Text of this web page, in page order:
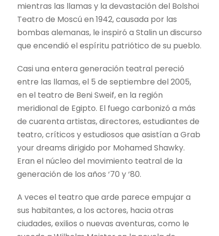
mientras las llamas y la devastación del Bolshoi
Teatro de Moscú en 1942, causada por las
bombas alemanas, le inspiró a Stalin un discurso
que encendió el espíritu patriótico de su pueblo.
Casi una entera generación teatral pereció
entre las llamas, el 5 de septiembre del 2005,
en el teatro de Beni Sweif, en la región
meridional de Egipto. El fuego carbonizó a más
de cuarenta artistas, directores, estudiantes de
teatro, críticos y estudiosos que asistían a Grab
your dreams dirigido por Mohamed Shawky.
Eran el núcleo del movimiento teatral de la
generación de los años ‘70 y ‘80.
A veces el teatro que arde parece empujar a
sus habitantes, a los actores, hacia otras
ciudades, exilios o nuevas aventuras, como le